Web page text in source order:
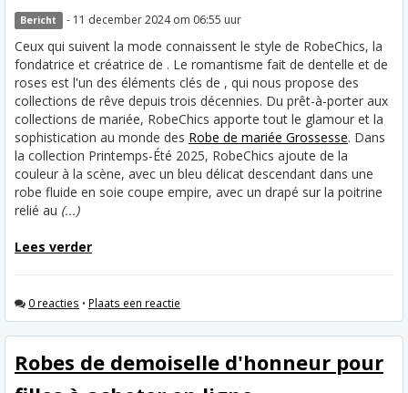
Bericht - 11 december 2024 om 06:55 uur
Ceux qui suivent la mode connaissent le style de RobeChics, la
fondatrice et créatrice de . Le romantisme fait de dentelle et de
roses est l'un des éléments clés de , qui nous propose des
collections de rêve depuis trois décennies. Du prêt-à-porter aux
collections de mariée, RobeChics apporte tout le glamour et la
sophistication au monde des Robe de mariée Grossesse. Dans
la collection Printemps-Été 2025, RobeChics ajoute de la
couleur à la scène, avec un bleu délicat descendant dans une
robe fluide en soie coupe empire, avec un drapé sur la poitrine
relié au (...)
Lees verder
0 reacties • Plaats een reactie
Robes de demoiselle d'honneur pour